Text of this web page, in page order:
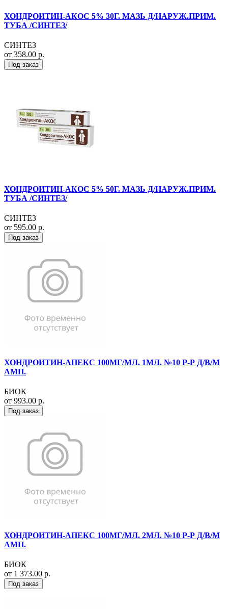
ХОНДРОИТИН-АКОС 5% 30Г. МАЗЬ Д/НАРУЖ.ПРИМ.
ТУБА /СИНТЕЗ/
СИНТЕЗ
от 358.00 р.
Под заказ
ХОНДРОИТИН-АКОС 5% 50Г. МАЗЬ Д/НАРУЖ.ПРИМ.
ТУБА /СИНТЕЗ/
СИНТЕЗ
от 595.00 р.
Под заказ
ХОНДРОИТИН-АПЕКС 100МГ/МЛ. 1МЛ. №10 Р-Р Д/В/М
АМП.
БИОК
от 993.00 р.
Под заказ
ХОНДРОИТИН-АПЕКС 100МГ/МЛ. 2МЛ. №10 Р-Р Д/В/М
АМП.
БИОК
от 1 373.00 р.
Под заказ